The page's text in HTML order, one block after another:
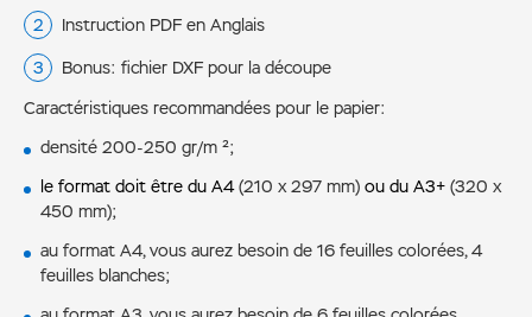
Instruction PDF en Anglais
Bonus: fichier DXF pour la découpe
Caractéristiques recommandées pour le papier:
densité 200-250 gr/m ²;
le format doit être du A4(210 x 297 mm) ou du A3+ (320 x
450 mm);
au format A4, vous aurez besoin de 16 feuilles colorées, 4
feuilles blanches;